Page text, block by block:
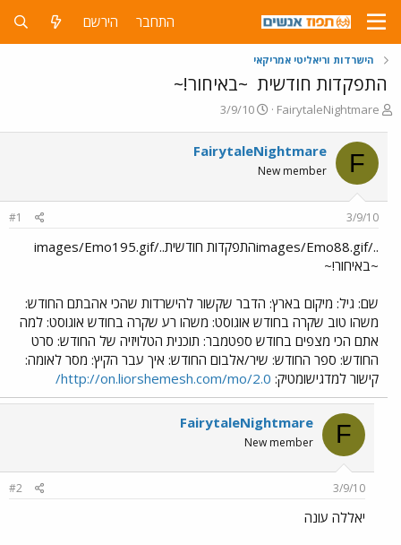
התחבר הירשם
הישרדות וריאליטי אמריקאי
התפקדות חודשית ~באיחור!~
פ
ח
ה
ו
ש
FairytaleNightmare
פ
ס
ת
י
3/9/10
F
FairytaleNightmare
New member
3/9/10
#1
../images/Emo88.gifהתפקדות חודשית../images/Emo195.gif
~באיחור!~
שם: גיל: מיקום בארץ: הדבר שקשור להישרדות שהכי אהבתם החודש:
משהו טוב שקרה בחודש אוגוסט: משהו רע שקרה בחודש אוגוסט: למה
אתם הכי מצפים בחודש ספטמבר: תוכנית הטלויזיה של החודש: סרט
החודש: ספר החודש: שיר/אלבום החודש: איך עבר הקיץ: מסר לאומה:
קישור למדגישומטיק: http://on.liorshemesh.com/mo/2.0/
F
FairytaleNightmare
New member
3/9/10
#2
יאללה עונה